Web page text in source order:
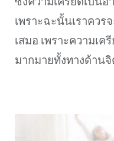
เพราะฉะนั้นเราคว
เสมอ เพราะความเค
มากมายทั้งทางด้าน